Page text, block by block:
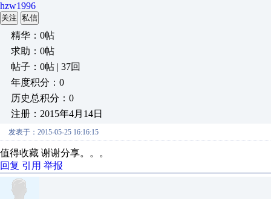
hzw1996
关注 私信
精华：0帖
求助：0帖
帖子：0帖 | 37回
年度积分：0
历史总积分：0
注册：2015年4月14日
发表于：2015-05-25 16:16:15
值得收藏 谢谢分享。。。
回复 引用 举报